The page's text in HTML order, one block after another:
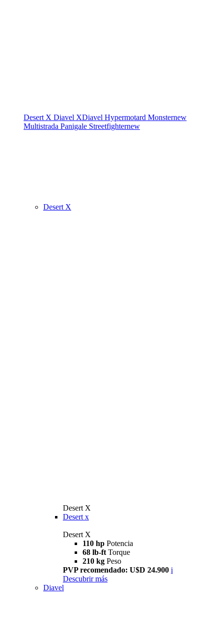
Desert X Diavel XDiavel Hypermotard Monsternew
Multistrada Panigale Streetfighternew
Desert X
Desert X
Desert x
Desert X
110 hp Potencia
68 lb-ft Torque
210 kg Peso
PVP recomendado: U$D 24.900 i
Descubrir más
Diavel